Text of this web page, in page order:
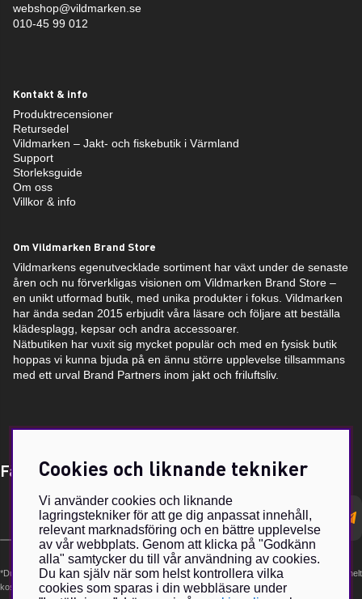
webshop@vildmarken.se
010-45 99 012
Kontakt & info
Produktrecensioner
Retursedel
Vildmarken – Jakt- och fiskebutik i Värmland
Support
Storleksguide
Om oss
Villkor & info
Om Vildmarken Brand Store
Vildmarkens egenutvecklade sortiment har växt under de senaste
åren och nu förverkligas visionen om Vildmarken Brand Store –
en unikt utformad butik, med unika produkter i fokus. Vildmarken
har ända sedan 2015 erbjudit våra läsare och följare att beställa
klädesplagg, kepsar och andra accessoarer.
Nätbutiken har vuxit sig mycket populär och med en fysisk butik
hoppas vi kunna bjuda på en ännu större upplevelse tillsammans
med ett urval Brand Partners inom jakt och friluftsliv.
Få Magasin Vildmarken direkt till din e-post!*
postadress
*Du kan även få erbjudanden och nyheter från samarbetspartners. Din prenumeration är helt
kostnadsfri och kan avslutas när som helst.
Cookies och liknande tekniker
Vi använder cookies och liknande
lagringstekniker för att ge dig anpassat innehåll,
relevant marknadsföring och en bättre upplevelse
av vår webbplats. Genom att klicka på "Godkänn
alla" samtycker du till vår användning av cookies.
Du kan själv när som helst kontrollera vilka
cookies som sparas i din webbläsare under